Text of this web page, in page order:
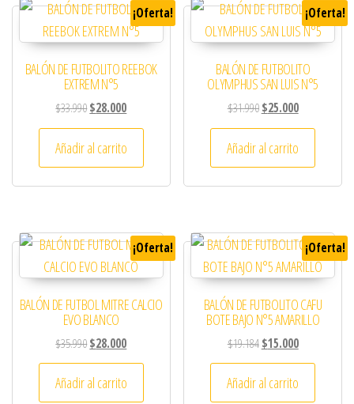
¡Oferta!
BALÓN DE FUTBOLITO REEBOK
EXTREM N°5
$33.990El precio original era: $33.990.
$28.000El precio actual es: $28.000.
Añadir al carrito
¡Oferta!
BALÓN DE FUTBOLITO
OLYMPHUS SAN LUIS N°5
$31.990 El precio original era:
$25.000El precio
Añadir al carrito
¡Oferta!
BALÓN DE FUTBOL MITRE CALCIO
EVO BLANCO
$35.990El precio original era: $35.990.
$28.000El precio actual es: $28.000.
Añadir al carrito
¡Oferta!
BALÓN DE FUTBOLITO CAFU
BOTE BAJO N°5 AMARILLO
$19.184 El precio original era:
$15.000El precio
Añadir al carrito